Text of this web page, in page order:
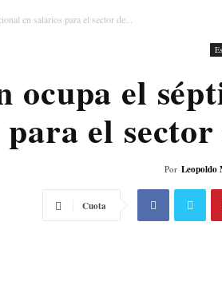
en salarios para el sector de...
ocupa el
para el
Por Leopoldo
Cuota